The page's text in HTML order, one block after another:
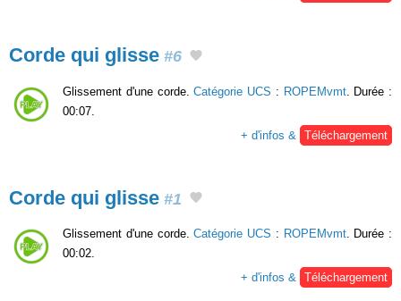
Corde qui glisse #6
Glissement d'une corde.Catégorie UCS : ROPEMvmt. Durée :
00:07.
+ d'infos &
Téléchargement
Corde qui glisse #1
Glissement d'une corde.Catégorie UCS : ROPEMvmt. Durée :
00:02.
+ d'infos & Téléchargement